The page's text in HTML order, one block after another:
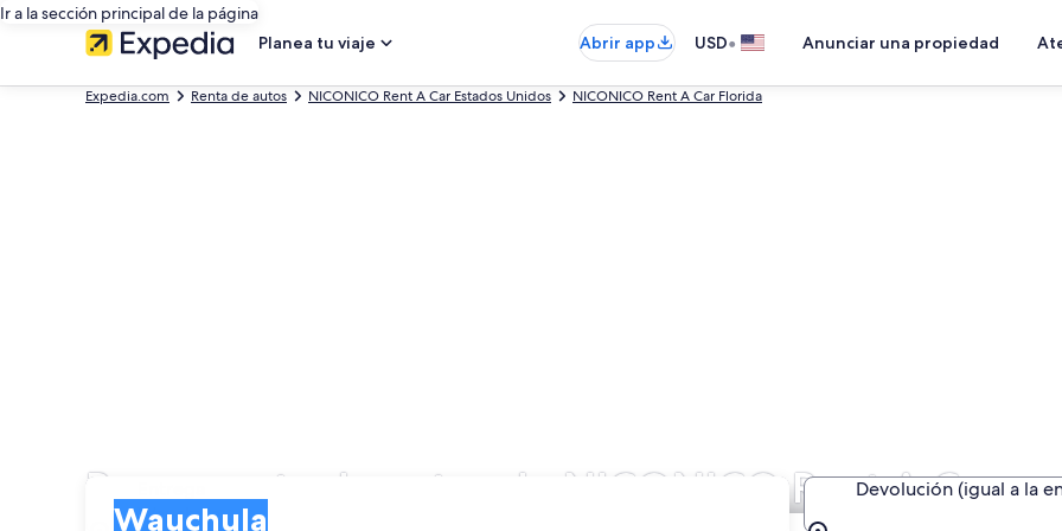
Ir a la sección principal de la página
Planea tu viaje
Abrir app USD• Anunciar una propiedad
Expedia.com Renta de autos NICONICO Rent A Car Estados Unidos NICONICO Rent A Car Florida
Busca renta de autos de NICONICO Rent A Car
Wauchula
Devolución (igual a la